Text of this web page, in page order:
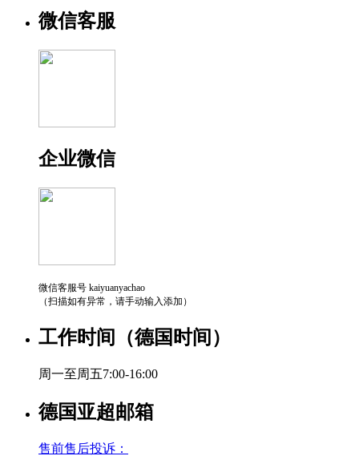
微信客服
企业微信
微信客服号 kaiyuanyachao
（扫描如有异常，请手动输入添加）
工作时间（德国时间）
周一至周五7:00-16:00
德国亚超邮箱
售前售后投诉：